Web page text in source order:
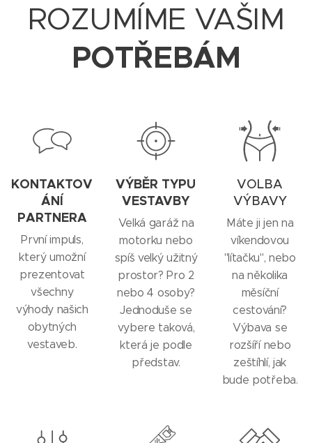
ROZUMÍME VAŠIM
POTŘEBÁM
KONTAKTOV
ÁNÍ
PARTNERA
První impuls,
který umožní
prezentovat
všechny
výhody našich
obytných
vestaveb.
VÝBĚR TYPU
VESTAVBY
Velká garáž na
motorku nebo
spíš velký užitný
prostor? Pro 2
nebo 4 osoby?
Jednoduše se
vybere taková,
která je podle
představ.
VOLBA
VÝBAVY
Máte ji jen na
víkendovou
"lítačku", nebo
na několika
měsíční
cestování?
Výbava se
rozšíří nebo
zeštíhlí, jak
bude potřeba.